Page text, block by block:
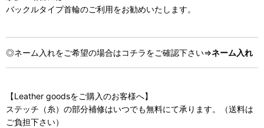
バックルタイプ首輪のご利用をお勧めいたします。
◎ネーム入れをご希望の場合はコチラをご確認下さい⇒ネーム入れ
【Leather goodsをご購入のお客様へ】
ステッチ（糸）の部分補修はいつでも無料にて承ります。（送料は
ご負担下さい）